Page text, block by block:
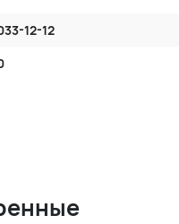
12-12